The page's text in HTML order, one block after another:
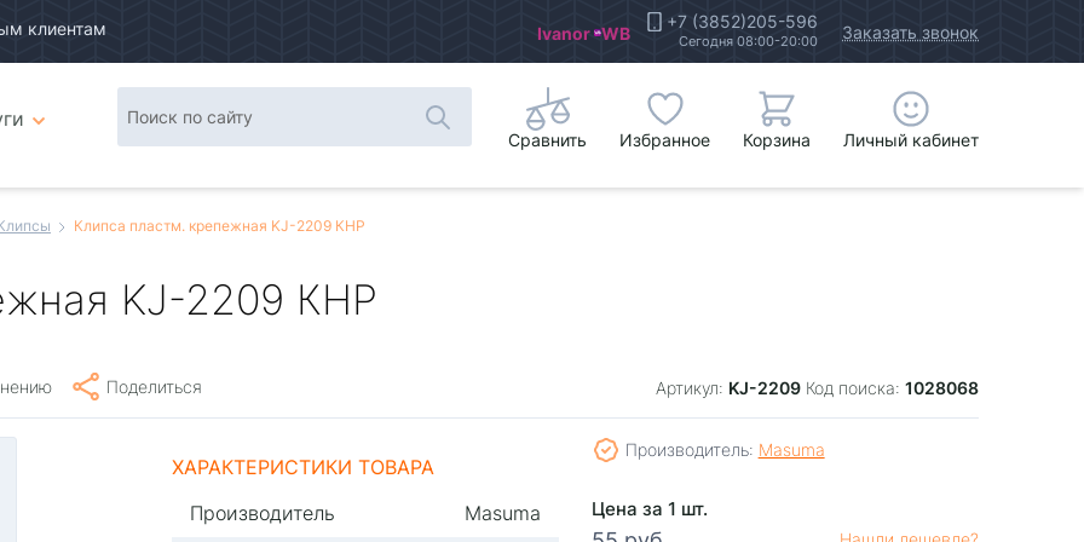
клиентам Ivanor WB +7 (3852)205-596
Сегодня 08:00-20:00 Заказать звонок
Сравнить Избранное Корзина Личный кабинет
Клипса пластм. крепежная KJ-2209 КНР
KJ-2209 КНР
Поделиться Артикул: KJ-2209 Код поиска: 1028068
ХАРАКТЕРИСТИКИ ТОВАРА
Производитель
Masuma
Производитель: Masuma
Цена за 1 шт.